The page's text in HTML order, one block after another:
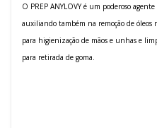
O PREP ANYLOVY é um poderoso
auxiliando também na remoção de
para higienização de mãos e unhas e
para retirada de goma.